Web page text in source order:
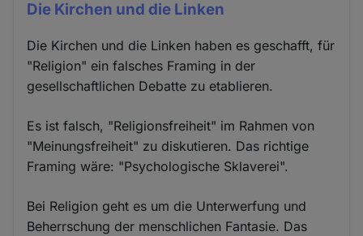
Die Kirchen und die Linken
Die Kirchen und die Linken haben es geschafft, für
"Religion" ein falsches Framing in der
gesellschaftlichen Debatte zu etablieren.
Es ist falsch, "Religionsfreiheit" im Rahmen von
"Meinungsfreiheit" zu diskutieren. Das richtige
Framing wäre: "Psychologische Sklaverei".
Bei Religion geht es um die Unterwerfung und
Beherrschung der menschlichen Fantasie. Das